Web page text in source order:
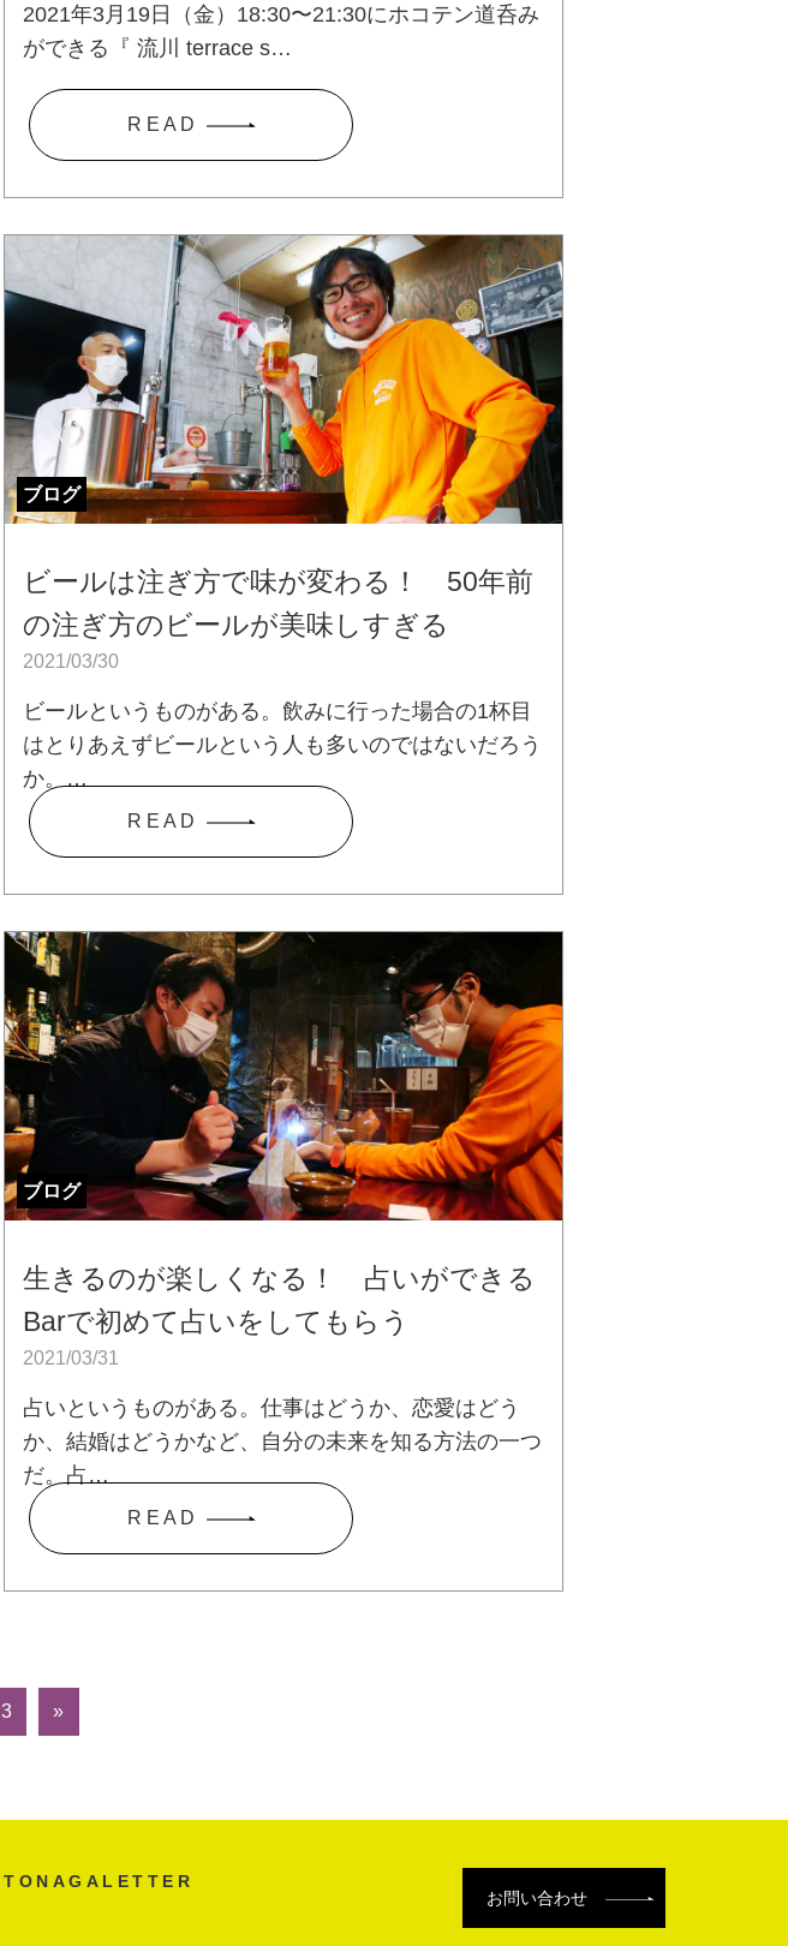
2021年3月19日（金）18:30〜21:30にホコテン道呑み
ができる『 流川 terrace s…
R E A D
ブログ
ビールは注ぎ方で味が変わる！ 50年前
の注ぎ方のビールが美味しすぎる
2021/03/30
ビールというものがある。飲みに行った場合の1杯目
はとりあえずビールという人も多いのではないだろう
か。…
R E A D
ブログ
生きるのが楽しくなる！ 占いができる
Barで初めて占いをしてもらう
2021/03/31
占いというものがある。仕事はどうか、恋愛はどう
か、結婚はどうかなど、自分の未来を知る方法の一つ
だ。占…
R E A D
3 »
TONAGALETTER
お問い合わせ